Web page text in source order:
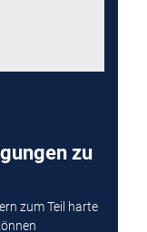
zu
zum Teil harte